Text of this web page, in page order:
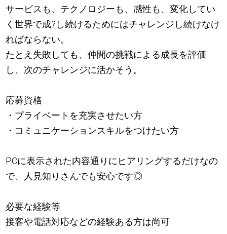
サービスも、テクノロジーも、感性も、変化してい
く世界で成?し続けるためにはチャレンジし続けなけ
ればならない。
たとえ失敗しても、仲間の挑戦による成長を評価
し、次のチャレンジに活かそう。
応募資格
・プライベートを充実させたい方
・コミュニケーションスキルをつけたい方
PCに表示された内容通りにヒアリングするだけなの
で、人見知りさんでも安心です◎
必要な経験等
接客や電話対応などの経験ある方は尚可